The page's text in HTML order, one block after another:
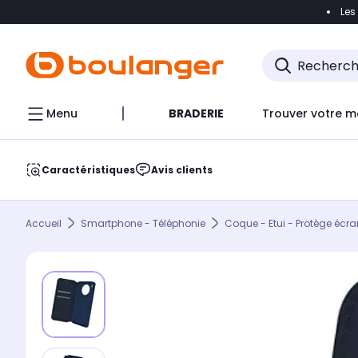
Accéder
Menu BRADERIE Trouver votre
Caractéristiques Avis clients
Accueil Smartphone - Téléphonie Coque - Etui - Protège